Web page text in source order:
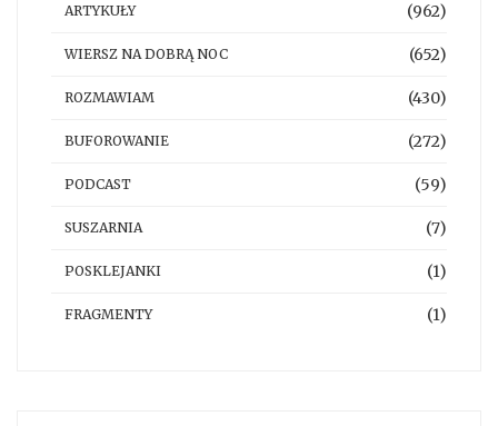
ARTYKUŁY (962)
WIERSZ NA DOBRĄ NOC (652)
ROZMAWIAM (430)
BUFOROWANIE (272)
PODCAST (59)
SUSZARNIA (7)
POSKLEJANKI (1)
FRAGMENTY (1)